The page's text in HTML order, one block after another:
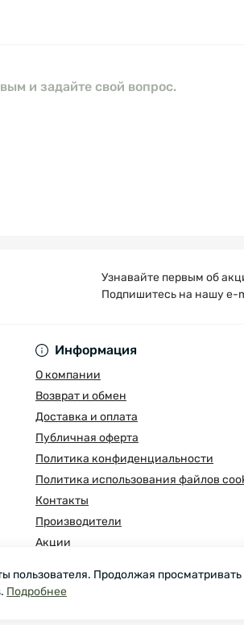
и задайте свой вопрос.
Узнавайте первым об
Подпишитесь на нашу e-
Информация
О компании
Возврат и обмен
Доставка и оплата
Публичная оферта
Политика конфиденциальности
Политика использования файлов
Контакты
Производители
Акции
пользователя. Продолжая
Подробнее